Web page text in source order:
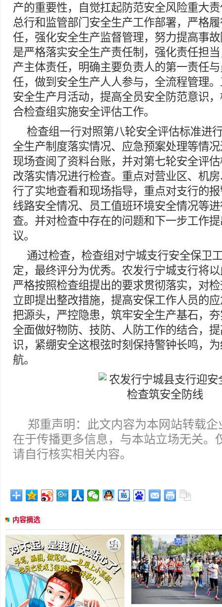
产的重要性，自觉扛起防范安全风险重大
总行和监管部门安全生产工作部署，严格
任，强化安全生产监督管理，努力提高事
是严格落实安全生产责任制，强化责任担
产主体责任，明确主要负责人的第一责任
任，做到安全生产人人参与，全流程管理
安全生产月活动，提高全员安全防范意识
合检查组实施安全评估工作。
检查组一行对照第八轮安全评估标准进
全生产制度落实情况、应急预案处理等情
现场查阅了资料台账，并对第七轮安全评
改落实情况进行检查。重点对营业区、机
行了实地查看和现场指导，重点对支行的
线路安全情况、员工值班环境安全情况等
查。并对检查中存在的问题和下一步工作
议。
通过检查，检查组对宁城支行安全保卫
定，最终评分为优秀。农发行宁城支行将
严格按照检查组提出的要求贯彻落实，对
立即提出整改措施，提高安保工作人员的
把源头，严控隐患，筑牢安全生产基石，
全面做好物防、技防、人防工作的结合，
识，紧绷安全这根弦时刻保持警钟长鸣，
航。
郑重声明：此文内容为本网站转载
在于传播更多信息，与本站立场无关。
请自行核实相关内容。
内容摘选